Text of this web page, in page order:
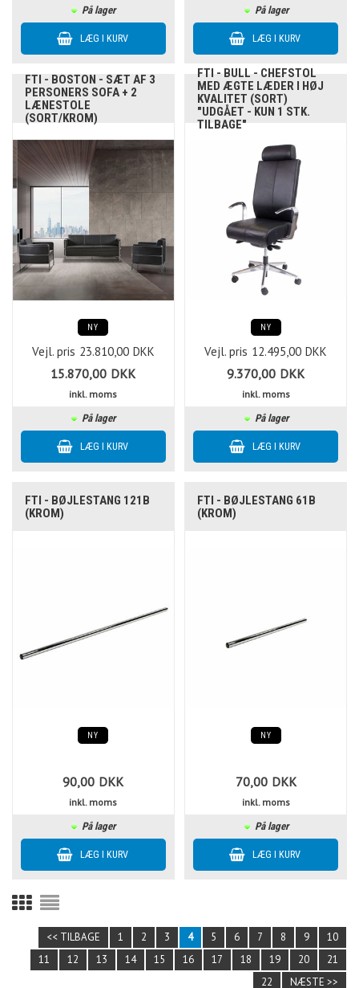
På lager
På lager
FTI - BOSTON - SÆT AF 3
PERSONERS SOFA + 2
LÆNESTOLE
(SORT/KROM)
NY
Vejl. pris 23.810,00 DKK
15.870,00 DKK
inkl. moms
På lager
FTI - BULL - CHEFSTOL
MED ÆGTE LÆDER I HØJ
KVALITET (SORT)
"UDGÅET - KUN 1 STK.
TILBAGE"
NY
Vejl. pris 12.495,00 DKK
9.370,00 DKK
inkl. moms
På lager
FTI - BØJLESTANG 121B
(KROM)
NY
90,00 DKK
inkl. moms
På lager
FTI - BØJLESTANG 61B
(KROM)
NY
70,00 DKK
inkl. moms
På lager
<< TILBAGE 1 2 3 4 5 6 7 8 9
10
11
12 13 14 15 16 17 18 19 20
21
22
NÆSTE >>